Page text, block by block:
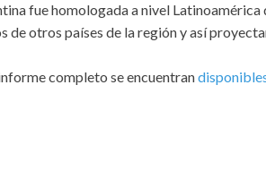
fue homologada a nivel Latinoamérica
de otros países de la región y así
completo se encuentran